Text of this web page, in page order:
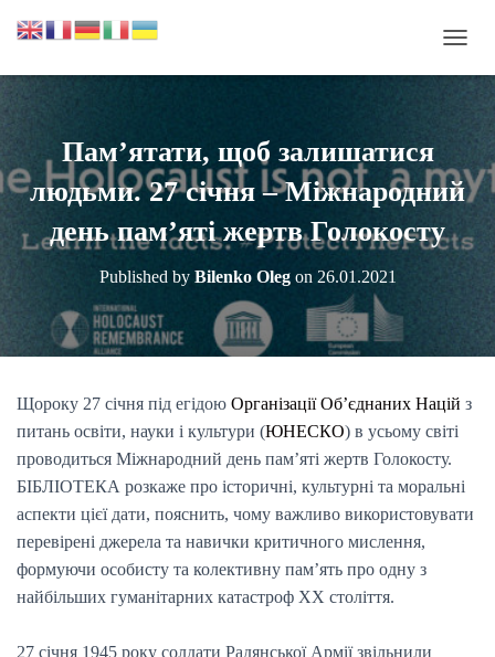
Е
Н
У
И
І
Ю
Пам’ятати, щоб залишатися
людьми. 27 січня – Міжнародний
день пам’яті жертв Голокосту
Published by Bilenko Olegon 26.01.2021
Щороку 27 січня під егідою Організації Об’єднаних Націй з
питань освіти, науки і культури (ЮНЕСКО) в усьому світі
проводиться Міжнародний день пам’яті жертв Голокосту.
БІБЛІОТЕКА розкаже про історичні, культурні та моральні
аспекти цієї дати, пояснить, чому важливо використовувати
перевірені джерела та навички критичного мислення,
формуючи особисту та колективну пам’ять про одну з
найбільших гуманітарних катастроф ХХ століття.
27 січня 1945 року солдати Радянської Армії звільнили